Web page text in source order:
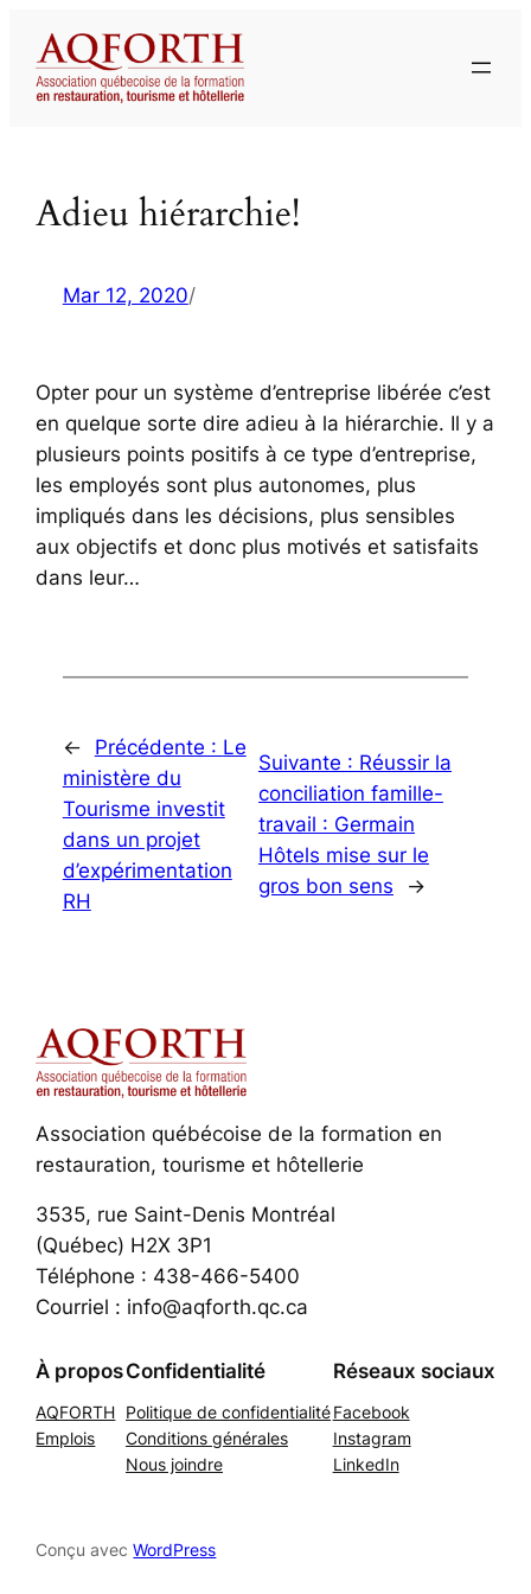
contenu
Adieu hiérarchie!
Mar 12, 2020/
Opter pour un système d’entreprise libérée c’est
en quelque sorte dire adieu à la hiérarchie. Il y a
plusieurs points positifs à ce type d’entreprise,
les employés sont plus autonomes, plus
impliqués dans les décisions, plus sensibles
aux objectifs et donc plus motivés et satisfaits
dans leur…
← Précédente : Le
ministère du
Tourisme investit
dans un projet
d’expérimentation
RH
Suivante : Réussir la
conciliation famille-
travail : Germain
Hôtels mise sur le
gros bon sens
→
Association québécoise de la formation en
restauration, tourisme et hôtellerie
3535, rue Saint-Denis Montréal
(Québec) H2X 3P1
Téléphone : 438-466-5400
Courriel : info@aqforth.qc.ca
À propos
AQFORTH
Emplois
Confidentialité
Politique de confidentialité
Conditions générales
Nous joindre
Réseaux sociaux
Facebook
Instagram
LinkedIn
Conçu avecWordPress